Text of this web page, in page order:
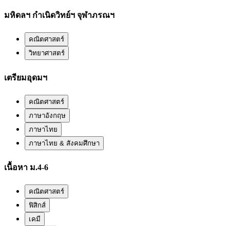
มหิดลฯ กำเนิดวิทย์ฯ จุฬาภรณฯ
คณิตศาสตร์
วิทยาศาสตร์
เตรียมอุดมฯ
คณิตศาสตร์
ภาษาอังกฤษ
ภาษาไทย
ภาษาไทย & สังคมศึกษา
เนื้อหา ม.4-6
คณิตศาสตร์
ฟิสิกส์
เคมี